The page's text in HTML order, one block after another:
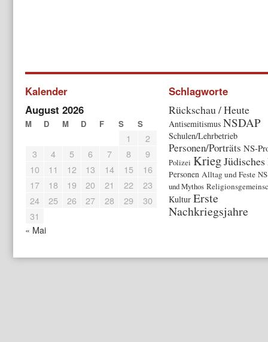
Kalender
August 2026
M D M D F S S
« Mai
1
2
3
4 5 6 7 8
9
10
11 12 13 14 15
16
17
18 19 20 21 22
23
24
25 26 27 28 29
30
31
Schlagworte
Rückschau / Heute
Antisemitismus NSDAP
Schulen/Lehrbetrieb
Personen/Porträts NS-
Polizei Krieg
Personen Alltag und Feste
und Mythos
Kultur Erste
Nachkriegsjahre